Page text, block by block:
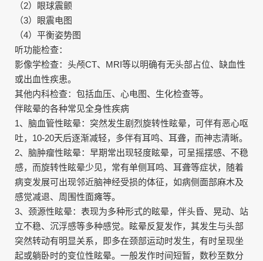
（2）眼球震颤
（3）眼震电图
（4）平衡姿势图
听功能检查：
影像学检查：头颅CT、MRI等以明确有无头部占位、缺血性
或出血性疾患。
其他内科检查：包括血压、心电图、生化检查等。
伴眩晕的各种常见全身性疾病
1、脑血管性眩晕：突然发生剧烈旋转性眩晕，可伴有恶心呕
吐，10-20天后逐渐减轻，多伴有耳鸣、耳聋，而神志清晰。
2、脑肿瘤性眩晕：早期常出现轻度眩晕，可呈摇摆感、不稳
感，而旋转性眩晕少见，常有单侧耳鸣、耳聋等症状，随着
病变发展可出现邻近脑神经受损的体征，如病侧面部麻木及
感觉减退、周围性面瘫等。
3、颈源性眩晕：表现为多种形式的眩晕，伴头昏、晃动、站
立不稳、沉浮感等多种感觉。眩晕反复发作，其发生与头部
突然转动有明显关系，即多在颈部运动时发生，有时呈现坐
起或躺卧时的变位性眩晕。一般发作时间短暂，数秒至数分